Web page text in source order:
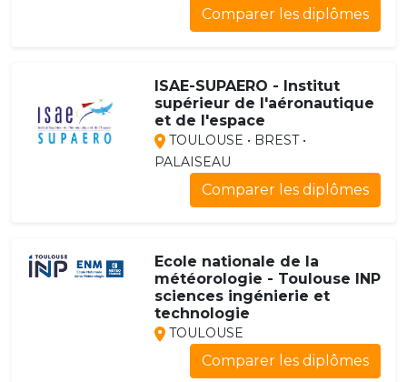
Comparer les diplômes
ISAE-SUPAERO - Institut
supérieur de l'aéronautique
et de l'espace
TOULOUSE • BREST •
PALAISEAU
Comparer les diplômes
Ecole nationale de la
météorologie - Toulouse INP
sciences ingénierie et
technologie
TOULOUSE
Comparer les diplômes